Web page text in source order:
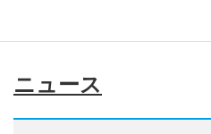
ニュース